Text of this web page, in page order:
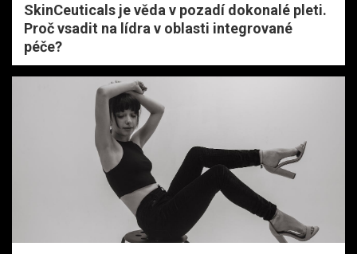
SkinCeuticals je věda v pozadí dokonalé pleti.
Proč vsadit na lídra v oblasti integrované
péče?